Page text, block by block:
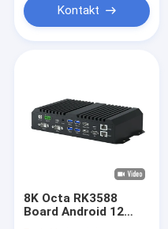
Kontakt
8K Octa RK3588
Board Android 12